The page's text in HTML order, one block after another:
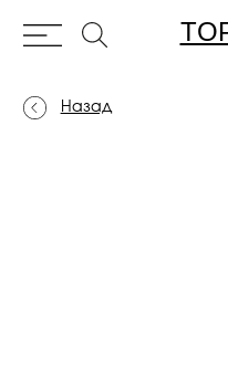
TOP LOOK